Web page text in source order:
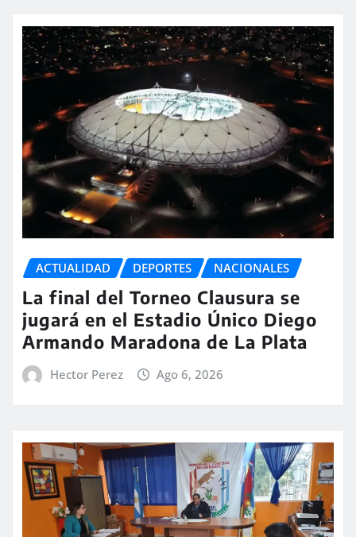
ACTUALIDAD DEPORTES NACIONALES
La final del Torneo Clausura se
jugará en el Estadio Único Diego
Armando Maradona de La Plata
Hector Perez Ago 6, 2026